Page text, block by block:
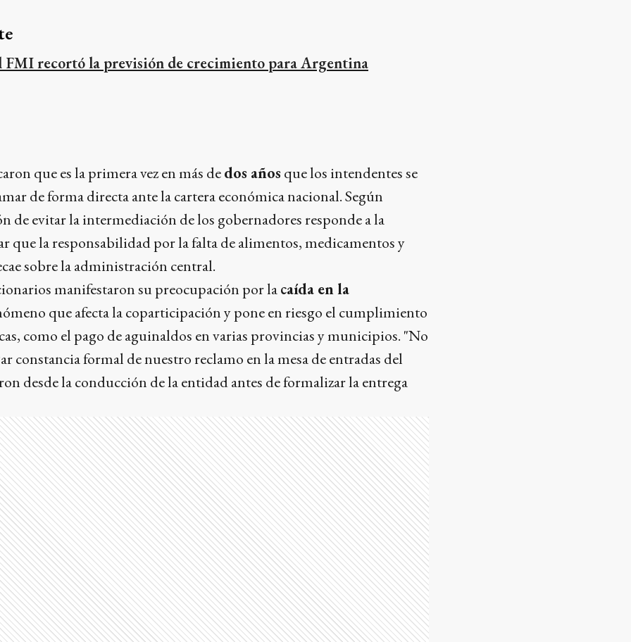
FMI recortó la previsión de crecimiento para Argentina
que es la primera vez en más dedos años que los intendentes se
de forma directa ante la cartera económica nacional. Según
de evitar la intermediación de los gobernadores responde a la
que la responsabilidad por la falta de alimentos, medicamentos y
sobre la administración central.
manifestaron su preocupación por lacaída en la
que afecta la coparticipación y pone en riesgo el cumplimiento
como el pago de aguinaldos en varias provincias y municipios. "No
constancia formal de nuestro reclamo en la mesa de entradas del
desde la conducción de la entidad antes de formalizar la entrega